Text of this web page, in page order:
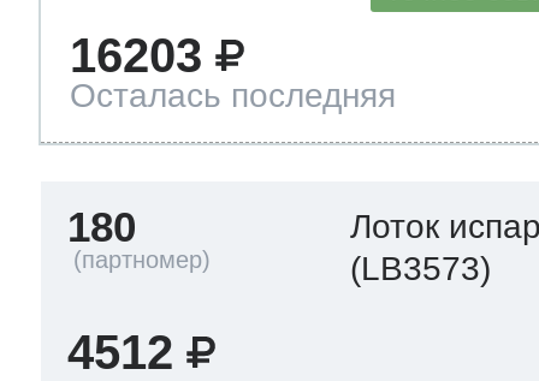
16203
Осталась последняя
180
Лоток
(LB3573)
4512